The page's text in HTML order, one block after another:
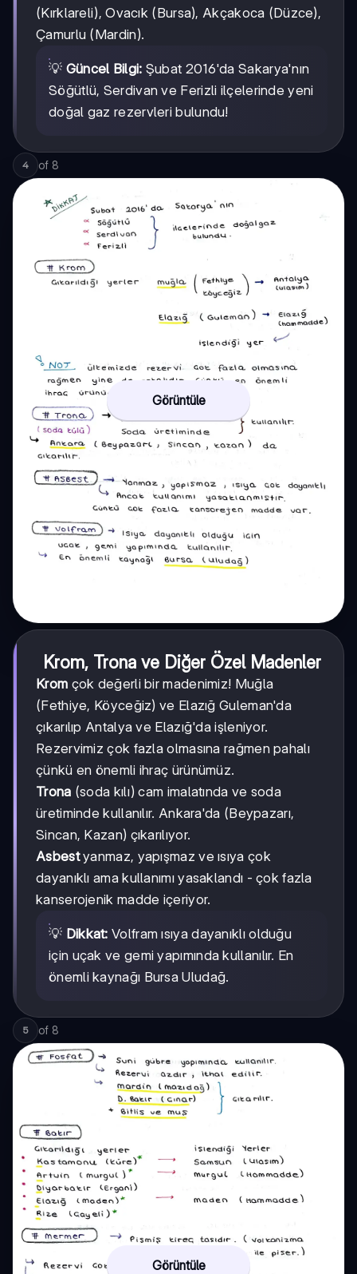
(Kırklareli), Ovacık (Bursa), Akçakoca (Düzce),
Çamurlu (Mardin).
💡 Güncel Bilgi: Şubat 2016'da Sakarya'nın
Söğütlü, Serdivan ve Ferizli ilçelerinde yeni
doğal gaz rezervleri bulundu!
4 of 8
Görüntüle
Krom, Trona ve Diğer Özel Madenler
Krom çok değerli bir madenimiz! Muğla
(Fethiye, Köyceğiz) ve Elazığ Guleman'da
çıkarılıp Antalya ve Elazığ'da işleniyor.
Rezervimiz çok fazla olmasına rağmen pahalı
çünkü en önemli ihraç ürünümüz.
Trona (soda kılı) cam imalatında ve soda
üretiminde kullanılır. Ankara'da (Beypazarı,
Sincan, Kazan) çıkarılıyor.
Asbestyanmaz, yapışmaz ve ısıya çok
dayanıklı ama kullanımı yasaklandı - çok fazla
kanserojenik madde içeriyor.
💡 Dikkat: Volfram ısıya dayanıklı olduğu
için uçak ve gemi yapımında kullanılır. En
önemli kaynağı Bursa Uludağ.
5 of 8
Görüntüle